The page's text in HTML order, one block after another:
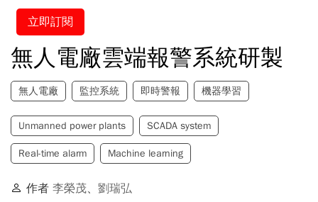
立即訂閱
無人電廠雲端報警系統研製
無人電廠 監控系統 即時警報 機器學習
Unmanned power plants SCADA system
Real-time alarm Machine learning
作者 李榮茂、 劉瑞弘